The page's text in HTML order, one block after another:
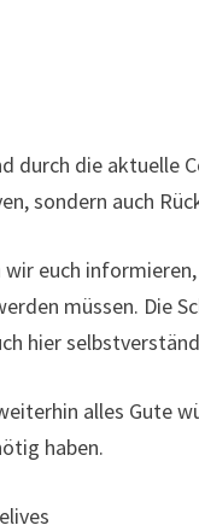
durch die
sondern auch
euch
müssen. Die
hier
alles Gute
haben.